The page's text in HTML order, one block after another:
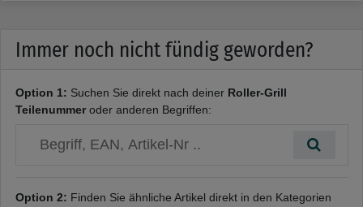
Immer noch nicht fündig geworden?
Option 1: Suchen Sie direkt nach deiner Roller-Grill
Teilenummeroder anderen Begriffen:
Option 2: Finden Sie ähnliche Artikel direkt in den Kategorien